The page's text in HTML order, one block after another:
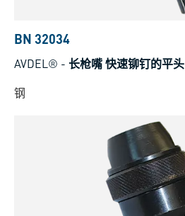
BN 32034
AVDEL® - 长枪嘴 快速铆钉的平头
钢